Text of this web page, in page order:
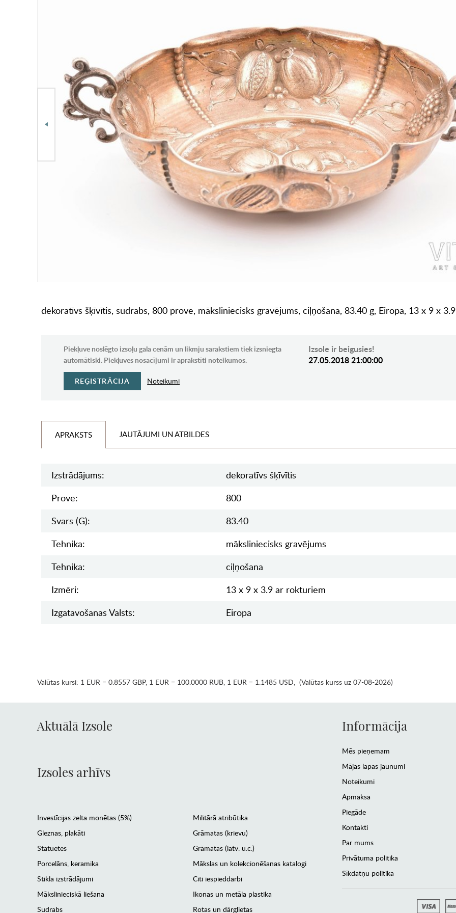
dekoratīvs šķīvītis, sudrabs, 800 prove, māksliniecisks gravējums, ciļņošana, 83.40 g, Eiropa, 13 x 9 x
Piekļuve noslēgto izsoļu gala cenām un likmju sarakstiem tiek izsniegta
automātiski. Piekļuves nosacījumi ir aprakstīti noteikumos.
REĢISTRĀCIJA Noteikumi
Izsole ir beigusies!
27.05.2018 21:00:00
APRAKSTS JAUTĀJUMI UN ATBILDES
Izstrādājums:
dekoratīvs šķīvītis
Prove:
800
Svars (g):
83.40
Tehnika:
māksliniecisks gravējums
Tehnika:
ciļņošana
Izmēri:
13 x 9 x 3.9 ar rokturiem
Izgatavošanas Valsts:
Eiropa
Valūtas kursi: 1 EUR = 0.8557 GBP, 1 EUR = 100.0000 RUB, 1 EUR = 1.1485 USD, (Valūtas kurss uz 07-08-2026)
Aktuālā Izsole
Izsoles arhīvs
Investīcijas zelta monētas (5%)
Gleznas, plakāti
Statuetes
Porcelāns, keramika
Stikla izstrādājumi
Mākslinieciskā liešana
Sudrabs
Militārā atribūtika
Grāmatas (krievu)
Grāmatas (latv. u.c.)
Mākslas un kolekcionēšanas katalogi
Citi iespieddarbi
Ikonas un metāla plastika
Rotas un dārglietas
Informācija
Mēs pieņemam
Mājas lapas jaunumi
Noteikumi
Apmaksa
Piegāde
Kontakti
Par mums
Privātuma politika
Sīkdatņu politika